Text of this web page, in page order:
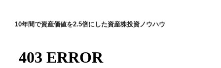
シ
ン
10年間で資産価値を2.5倍にした資産株投資ノウハウ